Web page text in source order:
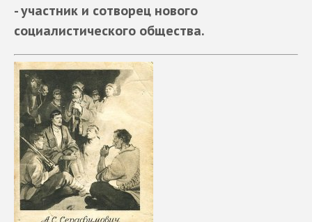
- участник и сотворец нового
социалистического общества.